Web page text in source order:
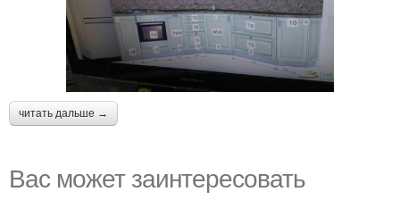
читать дальше →
Вас может заинтересовать